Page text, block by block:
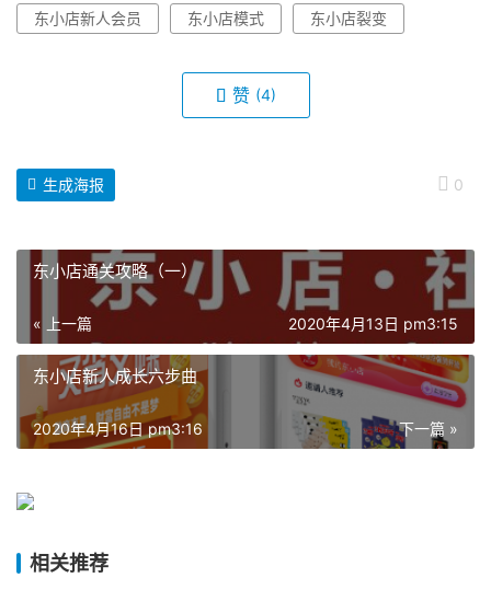
东小店新人会员
东小店模式 东小店裂变
赞 (4)
0
生成海报
东小店通关攻略（一）
« 上一篇 2020年4月13日 pm3:15
东小店新人成长六步曲
下一篇 »
2020年4月16日 pm3:16
相关推荐